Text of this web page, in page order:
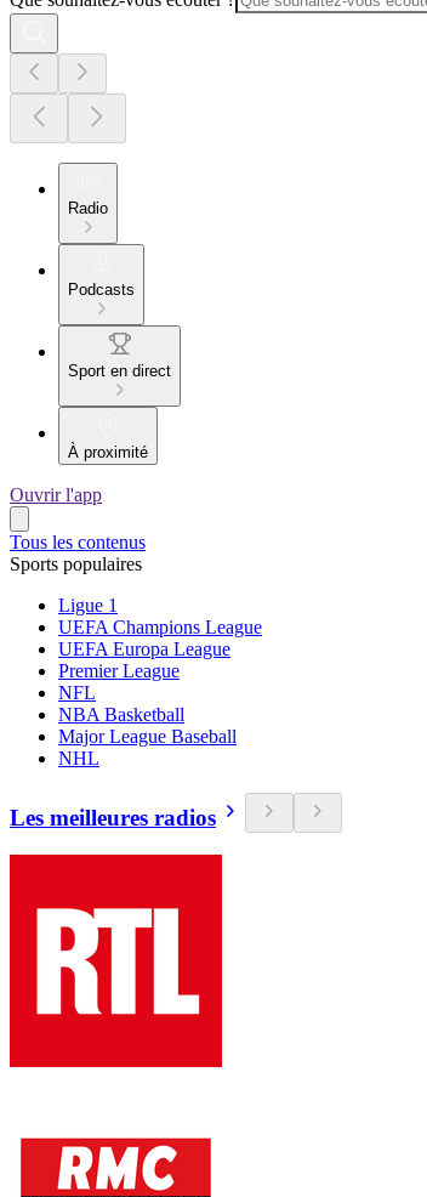
Radio
Podcasts
Sport en direct
À proximité
Ouvrir l'app
Tous les contenus
Sports populaires
Ligue 1
UEFA Champions League
UEFA Europa League
Premier League
NFL
NBA Basketball
Major League Baseball
NHL
Les meilleures radios